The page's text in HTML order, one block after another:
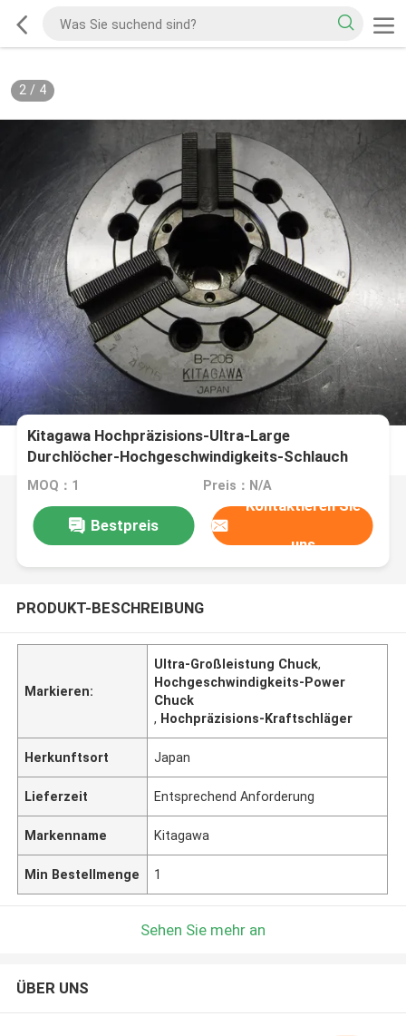
2/ 4
Kitagawa Hochpräzisions-Ultra-Large
Durchlöcher-Hochgeschwindigkeits-Schlauch
MOQ：1 Preis：N/A
Bestpreis
Kontaktieren Sie
uns
PRODUKT-BESCHREIBUNG
Markieren:
Ultra-Großleistung Chuck,
Hochgeschwindigkeits-Power
Chuck
, Hochpräzisions-Kraftschläger
Herkunftsort Japan
Lieferzeit Entsprechend Anforderung
Markenname Kitagawa
Min Bestellmenge 1
Sehen Sie mehr an
ÜBER UNS